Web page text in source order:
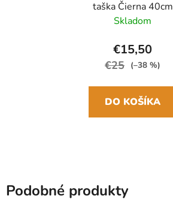
taška Čierna 40cm
Skladom
€15,50
€25 (–38 %)
DO KOŠÍKA
Podobné produkty